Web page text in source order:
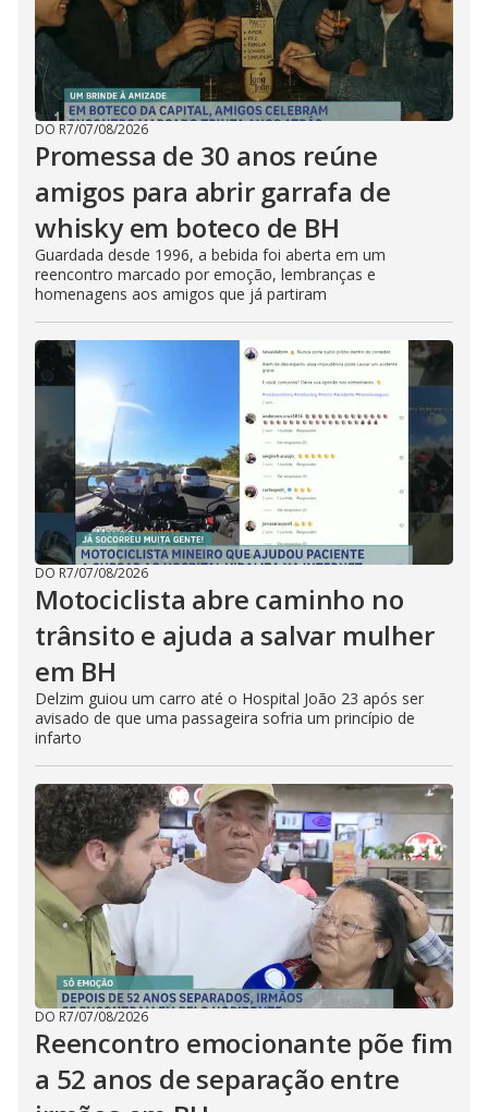
DO R7/07/08/2026
Promessa de 30 anos reúne
amigos para abrir garrafa de
whisky em boteco de BH
Guardada desde 1996, a bebida foi aberta em um
reencontro marcado por emoção, lembranças e
homenagens aos amigos que já partiram
DO R7/07/08/2026
Motociclista abre caminho no
trânsito e ajuda a salvar mulher
em BH
Delzim guiou um carro até o Hospital João 23 após ser
avisado de que uma passageira sofria um princípio de
infarto
DO R7/07/08/2026
Reencontro emocionante põe fim
a 52 anos de separação entre